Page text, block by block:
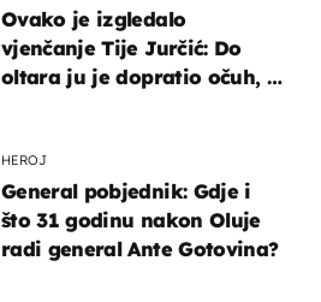
Ovako je izgledalo
vjenčanje Tije Jurčić: Do
oltara ju je dopratio očuh, a
HEROJ
General pobjednik: Gdje i
što 31 godinu nakon Oluje
radi general Ante Gotovina?